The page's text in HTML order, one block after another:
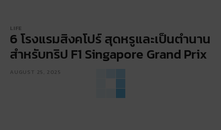
LIFE
6 โรงแรมสิงคโปร์ สุดหรูและเป็นตำนาน
สำหรับทริป F1 Singapore Grand Prix
AUGUST 25, 2025